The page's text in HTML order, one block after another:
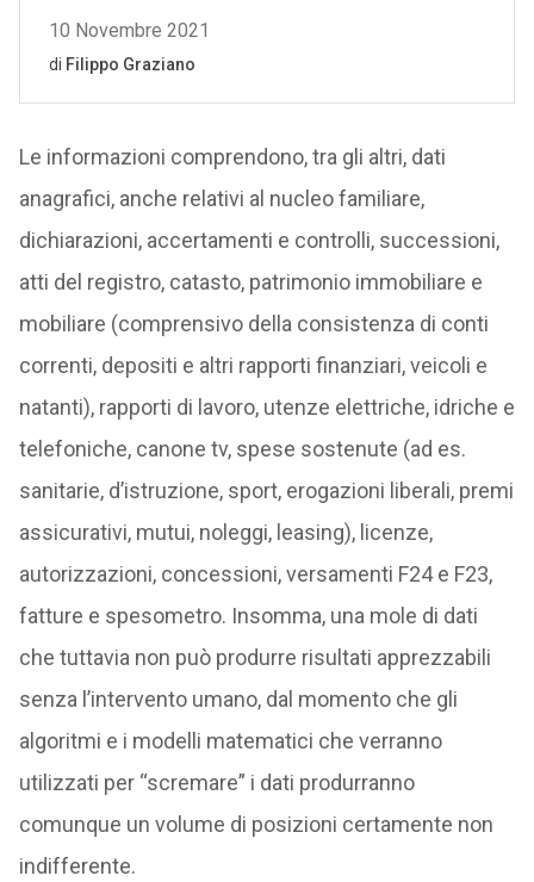
Le informazioni comprendono, tra gli altri, dati
anagrafici, anche relativi al nucleo familiare,
dichiarazioni, accertamenti e controlli, successioni,
atti del registro, catasto, patrimonio immobiliare e
mobiliare (comprensivo della consistenza di conti
correnti, depositi e altri rapporti finanziari, veicoli e
natanti), rapporti di lavoro, utenze elettriche, idriche e
telefoniche, canone tv, spese sostenute (ad es.
sanitarie, d’istruzione, sport, erogazioni liberali, premi
assicurativi, mutui, noleggi, leasing), licenze,
autorizzazioni, concessioni, versamenti F24 e F23,
fatture e spesometro. Insomma, una mole di dati
che tuttavia non può produrre risultati apprezzabili
senza l’intervento umano, dal momento che gli
algoritmi e i modelli matematici che verranno
utilizzati per “scremare” i dati produrranno
comunque un volume di posizioni certamente non
indifferente.